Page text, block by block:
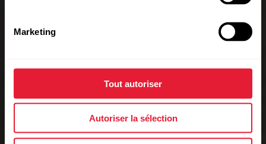
Marketing
Tout autoriser
Autoriser la sélection